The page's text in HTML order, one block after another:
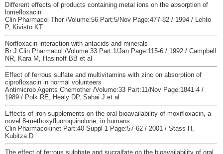
Different effects of products containing metal ions on the absorption of
lomefloxacin
Clin Pharmacol Ther /Volume:56 Part:5/Nov Page:477-82 / 1994 / Lehto
P, Kivisto KT
Norfloxacin interaction with antacids and minerals
Br J Clin Pharmacol /Volume:33 Part:1/Jan Page:115-6 / 1992 / Campbell
NR, Kara M, Hasinoff BB et al
Effect of ferrous sulfate and multivitamins with zinc on absorption of
ciprofloxacin in normal volunteers
Antimicrob Agents Chemother /Volume:33 Part:11/Nov Page:1841-4 /
1989 / Polk RE, Healy DP, Sahai J et al
Effects of iron supplements on the oral bioavailability of moxifloxacin, a
novel 8-methoxyfluoroquinolone, in humans
Clin Pharmacokinet Part:40 Suppl 1 Page:57-62 / 2001 / Stass H,
Kubitza D
The effect of ferrous sulphate and sucralfate on the bioavailability of oral